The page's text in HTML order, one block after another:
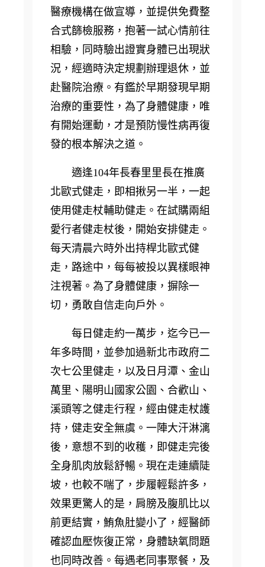
醫療機構在做宣導，並提供免費整
合式篩檢服務，抱著一試心情前往
相驗，同時驗出證實身體已出現狀
況，經適時決定規劃辦理退休，並
赴醫院治療。有鑑於早期發現早期
治療的重要性，為了身體健康，唯
有開始運動，才是預防慢性病再復
發的根本解決之道。
適逢104年長春里里長在推廣
北歐式健走，即相揪另一半，一起
使用健走杖輔助健走。在試購兩組
愛行者健走杖後，開始安排健走。
每天清晨六時外出持桿北歐式健
走，路途中，每每被投以異樣眼神
注視著。為了身體健康，摒除一
切，勇敢自信走向戶外。
每日健走約一萬步，迄今已一
年多時間，並參加過新北市政府二
次七公里健走，以及日月潭、金山
萬里、陽明山國家公園、合歡山、
溪頭等之健走行程，經由健走杖護
持，健走安全無虞。一陣大汗淋漓
後，意想不到的收穫，即健走完後
全身肌肉放鬆舒暢。現在走連續陡
坡，也較不喘了，步履輕鬆許多，
效果更驚人的是，肩膀及腹肌比以
前更結實，鮪魚肚變小了，經醫師
確認血壓恢復正常，身體缺氧問題
也同時改善。每遇老同事聚餐，及